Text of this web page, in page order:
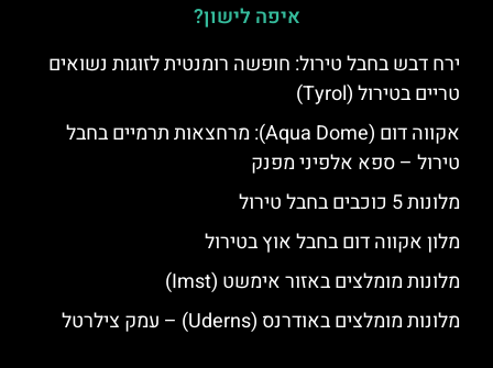
איפה לישון?
ירח דבש בחבל טירול: חופשה רומנטית לזוגות נשואים
טריים בטירול (Tyrol)
אקווה דום (Aqua Dome): מרחצאות תרמיים בחבל
טירול – ספא אלפיני מפנק
מלונות 5 כוכבים בחבל טירול
מלון אקווה דום בחבל אוץ בטירול
מלונות מומלצים באזור אימשט (Imst)
מלונות מומלצים באודרנס (Uderns) – עמק צילרטל